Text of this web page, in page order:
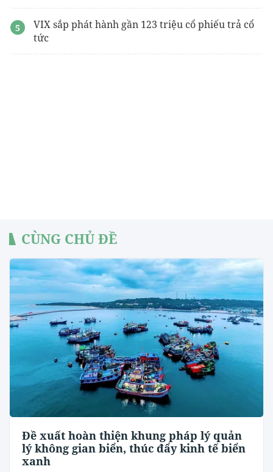
VIX sắp phát hành gần 123 triệu cổ phiếu trả cổ
tức
CÙNG CHỦ ĐỀ
Đề xuất hoàn thiện khung pháp lý quản
lý không gian biển, thúc đẩy kinh tế biển
xanh